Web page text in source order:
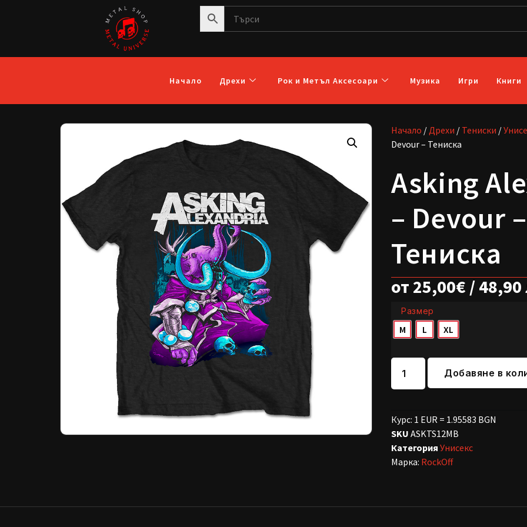
Начало Дрехи Рок и Метъл Аксесоари Музика Игри Книги
Начало / Дрехи / Тениски /
Devour – Тениска
Asking
– Devour –
Тениска
от 25,00€ / 48,90
Размер
M L XL
Добавяне в
Курс: 1 EUR = 1.95583 BGN
SKUASKTS12MB
Категория Унисекс
Марка: RockOff